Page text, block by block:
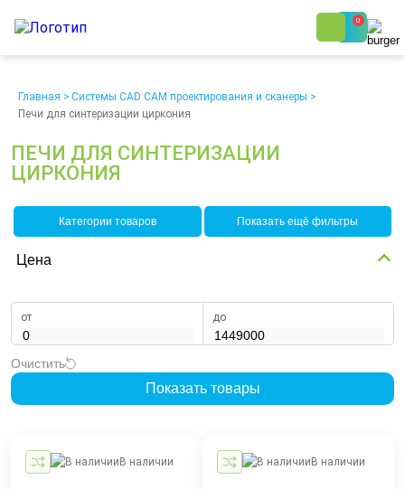
0
Ежедневно с 9:00 до 19:00
О компании
Доставка
Кредит/Лизинг
Возврат
Статьи
Главная > Системы CAD CAM проектирования и сканеры >
Печи для синтеризации циркония
ПЕЧИ ДЛЯ СИНТЕРИЗАЦИИ
ЦИРКОНИЯ
Категории товаров Показать ещё фильтры
Цена
от до
Очистить
Показать товары
В наличии В наличии